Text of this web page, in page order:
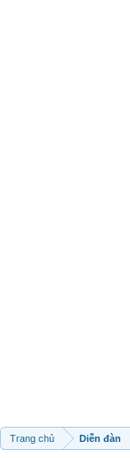
Trang chủ Diễn đàn